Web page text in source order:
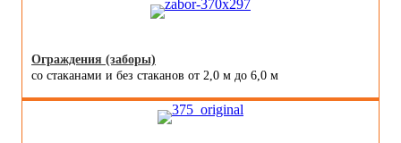
Ограждения (заборы)
со стаканами и без стаканов от 2,0 м до 6,0 м